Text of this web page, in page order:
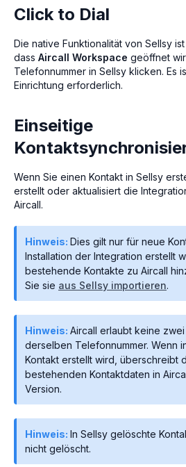
Click to Dial
Die native Funktionalität von Sellsy
dass Aircall Workspace geöffnet
Telefonnummer in Sellsy klicken. Es
Einrichtung erforderlich.
Einseitige
Wenn Sie einen Kontakt in Sellsy
erstellt oder aktualisiert die
Aircall.
Hinweis: Dies gilt nur für neue
Installation der Integration erstellt
bestehende Kontakte zu Aircall
Sie sie aus Sellsy importieren.
Hinweis: Aircall erlaubt keine
derselben Telefonnummer. Wenn
Kontakt erstellt wird, überschreibt
bestehenden Kontaktdaten in
Version.
Hinweis: In Sellsy gelöschte
nicht gelöscht.